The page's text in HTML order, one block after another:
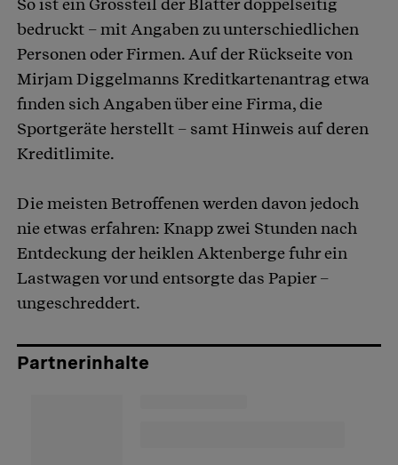
So ist ein Grossteil der Blätter doppelseitig
bedruckt – mit Angaben zu unterschiedlichen
Personen oder Firmen. Auf der Rückseite von
Mirjam Diggelmanns Kreditkartenantrag etwa
finden sich Angaben über eine Firma, die
Sportgeräte herstellt – samt Hinweis auf deren
Kreditlimite.
Die meisten Betroffenen werden davon jedoch
nie etwas erfahren: Knapp zwei Stunden nach
Entdeckung der heiklen Aktenberge fuhr ein
Lastwagen vor und entsorgte das Papier –
ungeschreddert.
Partnerinhalte